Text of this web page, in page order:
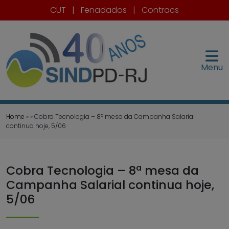
CUT | Fenadados | Contracs
Menu
Home » » Cobra Tecnologia – 8ª mesa da Campanha Salarial
continua hoje, 5/06
Cobra Tecnologia – 8ª mesa da
Campanha Salarial continua hoje,
5/06